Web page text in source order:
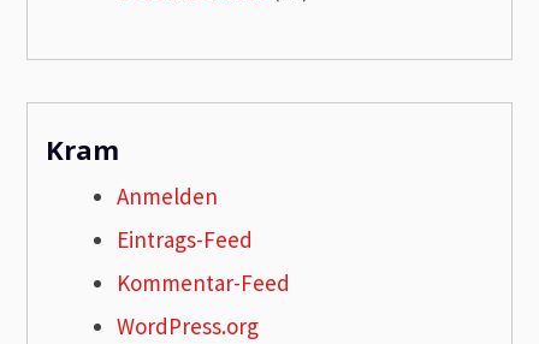
Kram
Anmelden
Eintrags-Feed
Kommentar-Feed
WordPress.org